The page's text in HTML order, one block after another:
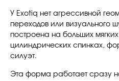
У Exotiq нет агрессивной
переходов или визуального
построена на больших
цилиндрических спинках,
силуэт.
Эта форма работает сразу